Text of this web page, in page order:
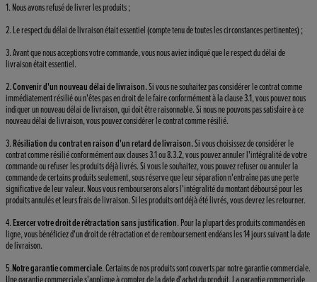
1. Nous avons refusé de livrer les produits ;
2. Le respect du délai de livraison était essentiel (compte tenu de toutes les circonstances pertinentes) ;
3. Avant que nous acceptions votre commande, vous nous aviez indiqué que le respect du délai de
livraison était essentiel.
2.Convenir d'un nouveau délai de livraison.Si vous ne souhaitez pas considérer le contrat comme
immédiatement résilié ou n'êtes pas en droit de le faire conformément à la clause 3.1, vous pouvez nous
indiquer un nouveau délai de livraison, qui doit être raisonnable. Si nous ne pouvons pas satisfaire à ce
nouveau délai de livraison, vous pouvez considérer le contrat comme résilié.
3.Résiliation du contrat en raison d'un retard de livraison.Si vous choisissez de considérer le
contrat comme résilié conformément aux clauses 3.1 ou 8.3.2, vous pouvez annuler l'intégralité de votre
commande ou refuser les produits déjà livrés. Si vous le souhaitez, vous pouvez refuser ou annuler la
commande de certains produits seulement, sous réserve que leur séparation n'entraîne pas une perte
significative de leur valeur. Nous vous rembourserons alors l'intégralité du montant déboursé pour les
produits annulés et leurs frais de livraison. Si les produits ont déjà été livrés, vous devrez les retourner.
4.Exercer votre droit de rétractation sans justification. Pour la plupart des produits commandés en
ligne, vous bénéficiez d'un droit de rétractation et de remboursement endéans les 14 jours suivant la date
de livraison.
5.Notre garantie commerciale. Certains de nos produits sont couverts par notre garantie commerciale.
Une garantie commerciale s'applique à compter de la date d'achat du produit. La garantie commerciale